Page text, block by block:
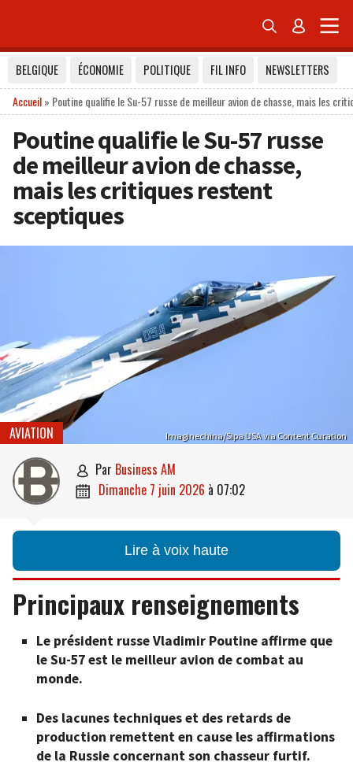
 
BELGIQUE ÉCONOMIE POLITIQUE FIL INFO
NEWSLETTERS
Accueil» Poutine qualifie le Su-57 russe de meilleur avion de chasse, mais les
Poutine qualifie le Su-57 russe
de meilleur avion de chasse,
mais les critiques restent
sceptiques
Imaginechina/Sipa USA via Content Curation
AVIATION
 par Business AM
 dimanche 7 juin 2026 à 07:02
Lire à voix haute
Principaux renseignements
Le président russe Vladimir Poutine affirme que
le Su-57 est le meilleur avion de combat au
monde.
Des lacunes techniques et des retards de
production remettent en cause les affirmations
de la Russie concernant son chasseur furtif.